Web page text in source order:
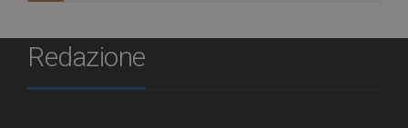
Redazione